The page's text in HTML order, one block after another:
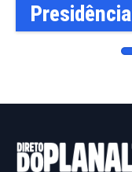
Presidência